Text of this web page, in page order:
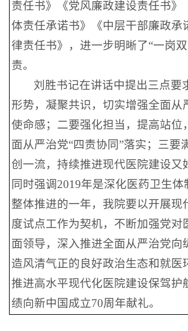
责任书》《党风廉政建设责任书》
体责任承诺书》《中层干部廉政承
律责任书》，进一步明晰了“一岗
责。
刘胜书记在讲话中提出三点要
形势，凝聚共识，切实增强全面从
使命感；二要强化担当，提高站位
面从严治党“四责协同”落实；三要
创一流，持续推进现代医院建设又
同时强调2019年是深化医药卫生体
整体推进的一年，我院要以开展现
度试点工作为契机，不断加强党对
面领导，深入推进全面从严治党向
造风清气正的良好政治生态和就医
推进高水平现代化医院建设保驾护
绩向新中国成立70周年献礼。